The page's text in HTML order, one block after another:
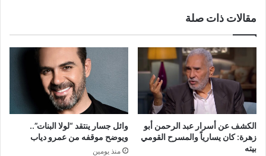
مقالات ذات صلة
الكشف عن أسرار عبد الرحمن أبو
زهرة: كان يسارياً والمسرح القومي
بيته
وائل جسار ينتقد “لولا البنات”..
ويوضح موقفه من عمرو دياب
منذ يومين